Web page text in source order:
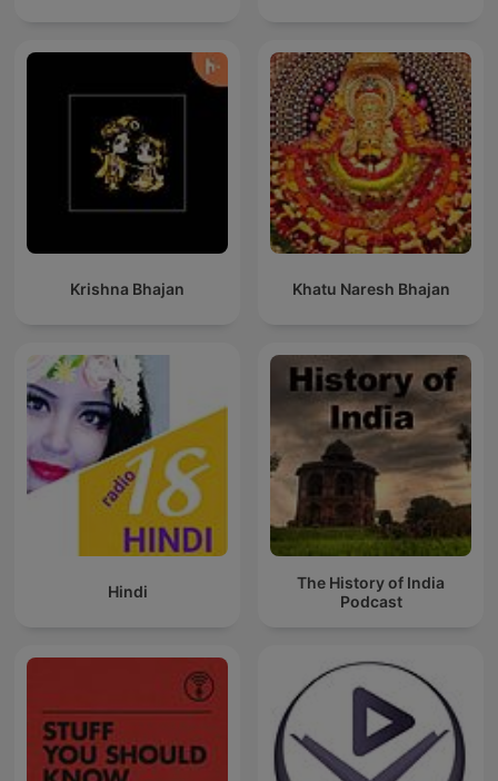
Krishna Bhajan Khatu Naresh Bhajan
Hindi
The History of India
Podcast